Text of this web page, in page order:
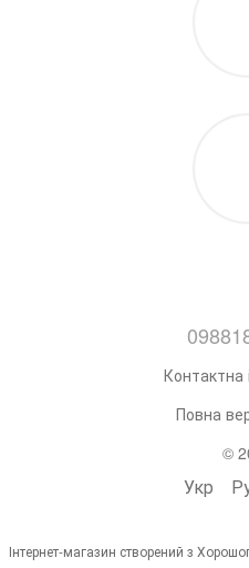
Контактна
Повна
©
Укр
Інтернет-магазин створений з